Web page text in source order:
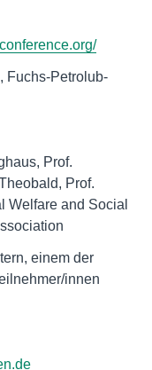
Fuchs-Petrolub-
Prof.
Prof.
Welfare and Social
einem der
innen